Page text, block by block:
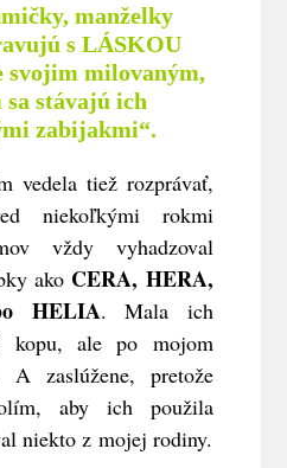
manželky
s LÁSKOU
svojim milovaným,
stávajú ich
zabijakmi“.
vedela tiež rozprávať,
niekoľkými rokmi
vždy vyhadzoval
ako CERA, HERA,
HELIA. Mala ich
kopu, ale po mojom
zaslúžene, pretože
aby ich použila
niekto z mojej rodiny.